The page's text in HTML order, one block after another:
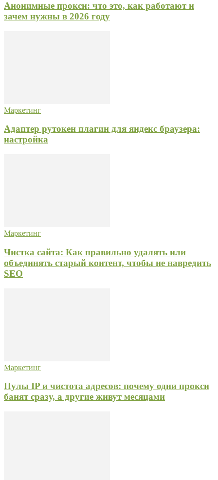
Анонимные прокси: что это, как работают и
зачем нужны в 2026 году
Маркетинг
Адаптер рутокен плагин для яндекс браузера:
настройка
Маркетинг
Чистка сайта: Как правильно удалять или
объединять старый контент, чтобы не навредить
SEO
Маркетинг
Пулы IP и чистота адресов: почему одни прокси
банят сразу, а другие живут месяцами